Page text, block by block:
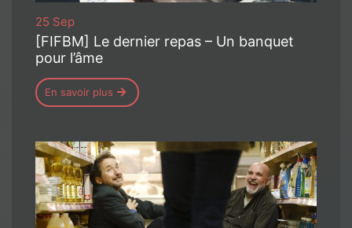
25 Sep
[FIFBM] Le dernier repas – Un banquet
pour l’âme
En savoir plus